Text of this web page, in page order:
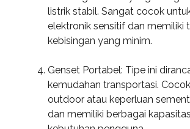
listrik stabil. Sangat cocok
elektronik sensitif dan memiliki
kebisingan yang minim.
Genset Portabel: Tipe ini
kemudahan transportasi.
outdoor atau keperluan
dan memiliki berbagai